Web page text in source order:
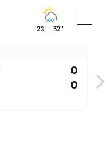
22° - 32°
0
0